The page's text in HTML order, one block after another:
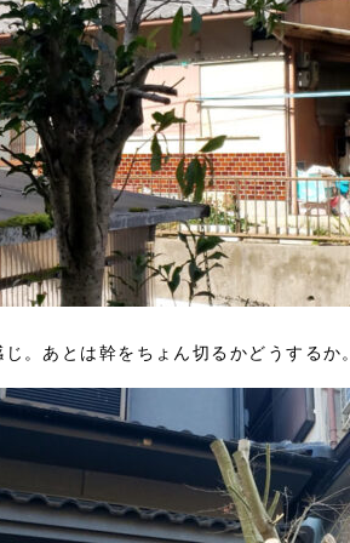
。あとは幹をちょん切るかどうするか